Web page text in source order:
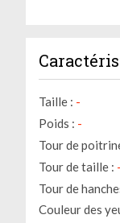
Taille : -
Poids : -
Tour de
Tour de taille : -
Tour de
Couleur des